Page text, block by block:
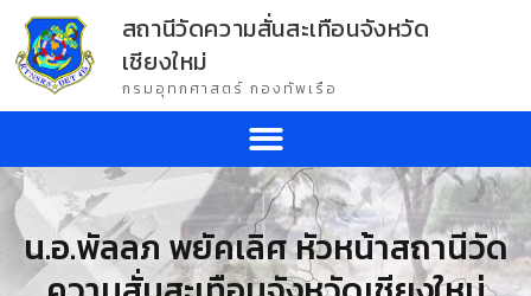
สถานีวัดความสั่นสะเทือนจังหวัด
เชียงใหม่
กรมอุทกศาสตร์ กองทัพเรือ
น.อ.พัลลภ พยัคเลิศ หัวหน้าสถานีวัด